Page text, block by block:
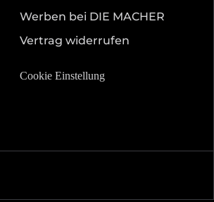
Werben bei DIE MACHER
Vertrag widerrufen
Cookie Einstellung